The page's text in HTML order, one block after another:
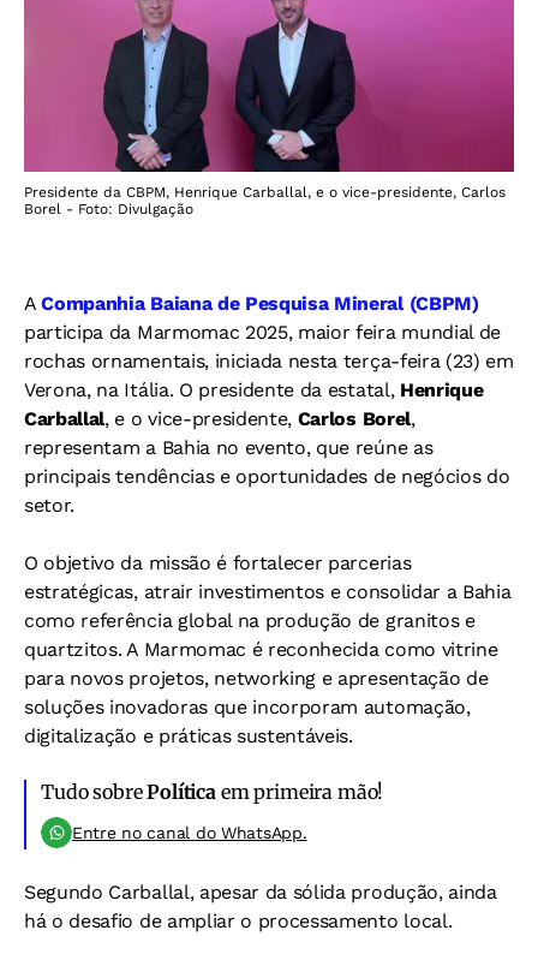
Presidente da CBPM, Henrique Carballal, e o vice-presidente, Carlos
Borel - Foto: Divulgação
ACompanhia Baiana de Pesquisa Mineral (CBPM)
participa da Marmomac 2025, maior feira mundial de
rochas ornamentais, iniciada nesta terça-feira (23) em
Verona, na Itália. O presidente da estatal, Henrique
Carballal, e o vice-presidente, Carlos Borel,
representam a Bahia no evento, que reúne as
principais tendências e oportunidades de negócios do
setor.
O objetivo da missão é fortalecer parcerias
estratégicas, atrair investimentos e consolidar a Bahia
como referência global na produção de granitos e
quartzitos. A Marmomac é reconhecida como vitrine
para novos projetos, networking e apresentação de
soluções inovadoras que incorporam automação,
digitalização e práticas sustentáveis.
Tudo sobrePolíticaem primeira mão!
Entre no canal do WhatsApp.
Segundo Carballal, apesar da sólida produção, ainda
há o desafio de ampliar o processamento local.